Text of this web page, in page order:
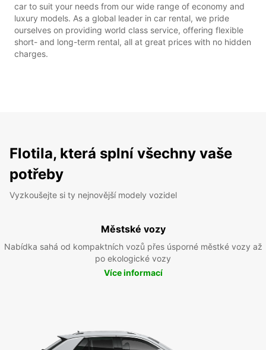
car to suit your needs from our wide range of economy and
luxury models. As a global leader in car rental, we pride
ourselves on providing world class service, offering flexible
short- and long-term rental, all at great prices with no hidden
charges.
Flotila, která splní všechny vaše
potřeby
Vyzkoušejte si ty nejnovější modely vozidel
Městské vozy
Nabídka sahá od kompaktních vozů přes úsporné městké vozy až
po ekologické vozy
Více informací